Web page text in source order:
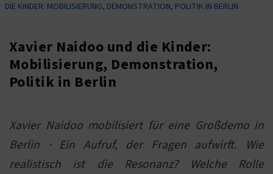
DIE KINDER: MOBILISIERUNG, DEMONSTRATION, POLITIK IN BERLIN
Xavier Naidoo und die Kinder:
Mobilisierung, Demonstration,
Politik in Berlin
Xavier Naidoo mobilisiert für eine Großdemo in
Berlin · Ein Aufruf, der Fragen aufwirft. Wie
realistisch ist die Resonanz? Welche Rolle